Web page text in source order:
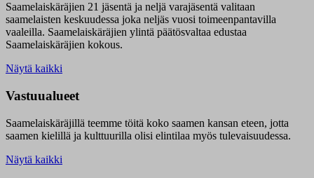
Saamelaiskäräjien 21 jäsentä ja neljä varajäsentä valitaan
saamelaisten keskuudessa joka neljäs vuosi toimeenpantavilla
vaaleilla. Saamelaiskäräjien ylintä päätösvaltaa edustaa
Saamelaiskäräjien kokous.
Näytä kaikki
Vastuualueet
Saamelaiskäräjillä teemme töitä koko saamen kansan eteen, jotta
saamen kielillä ja kulttuurilla olisi elintilaa myös tulevaisuudessa.
Näytä kaikki